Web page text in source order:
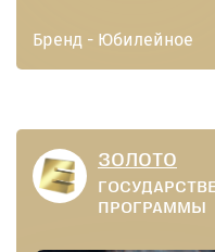
в сказочных
Бренд - Юбилейное
ЗОЛОТО
ПРОГРАММЫ